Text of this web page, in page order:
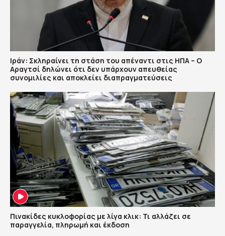
Ιράν: Σκληραίνει τη στάση του απέναντι στις ΗΠΑ – Ο
Αραγτσί δηλώνει ότι δεν υπάρχουν απευθείας
συνομιλίες και αποκλείει διαπραγματεύσεις
Πινακίδες κυκλοφορίας με λίγα κλικ: Τι αλλάζει σε
παραγγελία, πληρωμή και έκδοση